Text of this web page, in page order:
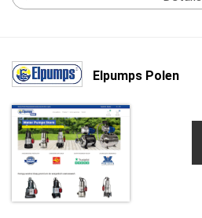
Elpumps Polen